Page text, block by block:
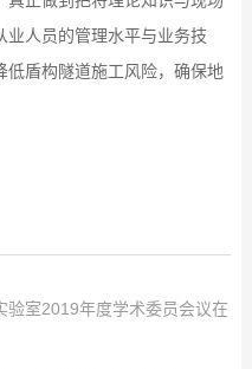
业人员的管理水平与业务技
低盾构隧道施工风险，确保地
验室2019年度学术委员会议在